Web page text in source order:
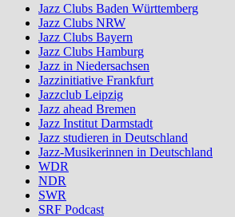
Jazz Clubs Baden Württemberg
Jazz Clubs NRW
Jazz Clubs Bayern
Jazz Clubs Hamburg
Jazz in Niedersachsen
Jazzinitiative Frankfurt
Jazzclub Leipzig
Jazz ahead Bremen
Jazz Institut Darmstadt
Jazz studieren in Deutschland
Jazz-Musikerinnen in Deutschland
WDR
NDR
SWR
SRF Podcast